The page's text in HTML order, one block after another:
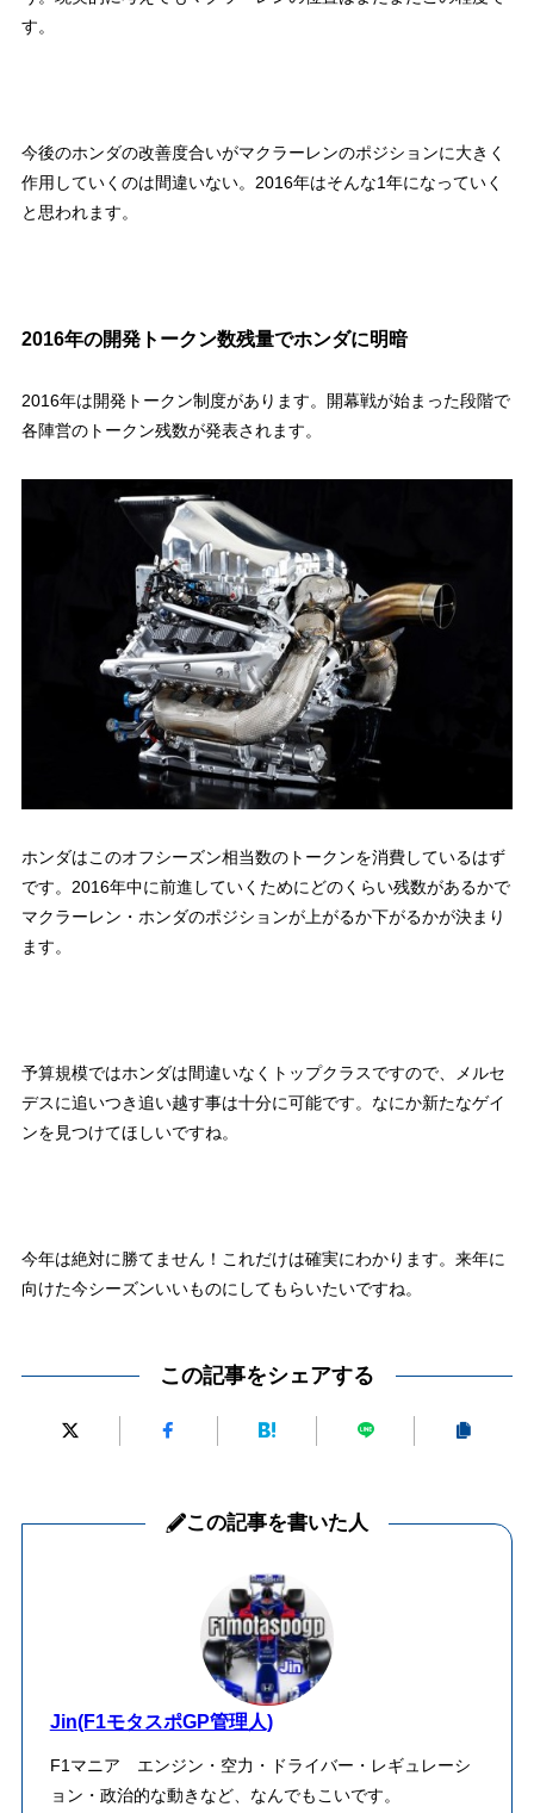
す。
今後のホンダの改善度合いがマクラーレンのポジションに大きく
作用していくのは間違いない。2016年はそんな1年になっていく
と思われます。
2016年の開発トークン数残量でホンダに明暗
2016年は開発トークン制度があります。開幕戦が始まった段階で
各陣営のトークン残数が発表されます。
ホンダはこのオフシーズン相当数のトークンを消費しているはず
です。2016年中に前進していくためにどのくらい残数があるかで
マクラーレン・ホンダのポジションが上がるか下がるかが決まり
ます。
予算規模ではホンダは間違いなくトップクラスですので、メルセ
デスに追いつき追い越す事は十分に可能です。なにか新たなゲイ
ンを見つけてほしいですね。
今年は絶対に勝てません！これだけは確実にわかります。来年に
向けた今シーズンいいものにしてもらいたいですね。
この記事をシェアする
この記事を書いた人
Jin(F1モタスポGP管理人)
F1マニア エンジン・空力・ドライバー・レギュレーシ
ョン・政治的な動きなど、なんでもこいです。